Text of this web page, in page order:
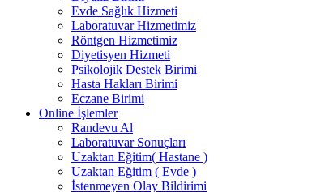
Evde Sağlık Hizmeti
Laboratuvar Hizmetimiz
Röntgen Hizmetimiz
Diyetisyen Hizmeti
Psikolojik Destek Birimi
Hasta Hakları Birimi
Eczane Birimi
Online İşlemler
Randevu Al
Laboratuvar Sonuçları
Uzaktan Eğitim( Hastane )
Uzaktan Eğitim ( Evde )
İstenmeyen Olay Bildirimi